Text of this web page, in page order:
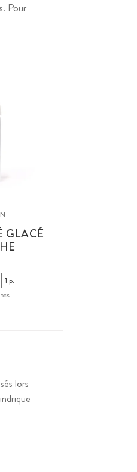
Pour
GLACÉ
1 p.
lors